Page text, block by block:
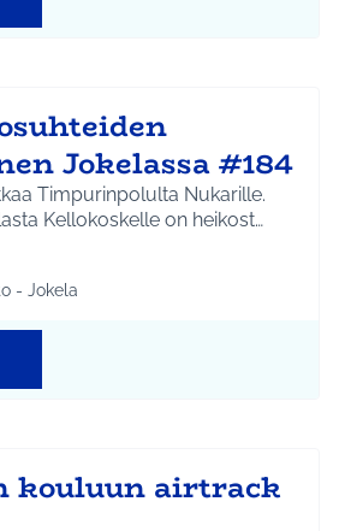
Jokelassa #184
Timpurinpolulta Nukarille.
Kellokoskelle on heikost…
mukaan: Kehittämisverkosto - Jokela
- Jokela
kouluun airtrack